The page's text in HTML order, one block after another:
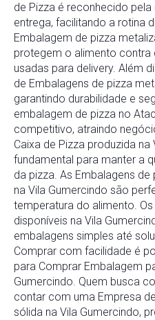
de Pizza é reconhecido
entrega, facilitando a rotina
Embalagem de pizza
protegem o alimento contra
usadas para delivery. Além
de Embalagens de pizza
garantindo durabilidade e
embalagem de pizza no
competitivo, atraindo
Caixa de Pizza produzida
fundamental para manter a
da pizza. As Embalagens
na Vila Gumercindo são
temperatura do alimento.
disponíveis na Vila
embalagens simples até
Comprar com facilidade é
para Comprar Embalagem
Gumercindo. Quem busca
contar com uma Empresa
sólida na Vila Gumercindo,